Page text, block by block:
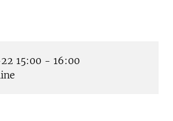
15:00 - 16:00